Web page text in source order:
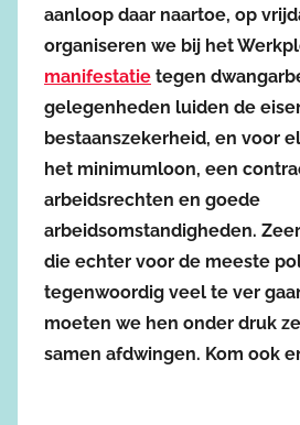
aanloop daar naartoe, op
organiseren we bij het
manifestatie tegen
gelegenheden luiden de
bestaanszekerheid, en voor
het minimumloon, een
arbeidsrechten en goede
arbeidsomstandigheden.
die echter voor de meeste
tegenwoordig veel te ver
moeten we hen onder druk
samen afdwingen. Kom ook